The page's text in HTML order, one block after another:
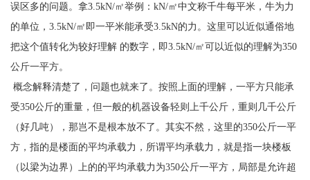
误区多的问题。拿3.5kN/㎡举例：kN/㎡中文称千牛每平米，牛为力
的单位，3.5kN/㎡即一平米能承受3.5kN的力。这里可以近似通俗地
把这个值转化为较好理解 的数字，即3.5kN/㎡可以近似的理解为350
公斤一平方。
概念解释清楚了，问题也就来了。按照上面的理解，一平方只能承
受350公斤的重量，但一般的机器设备轻则上千公斤，重则几千公斤
（好几吨），那岂不是根本放不了。其实不然，这里的350公斤一平
方，指的是楼面的平均承载力，所谓平均承载力，就是指一块楼板
（以梁为边界）上的的平均承载力为350公斤一平方，局部是允许超